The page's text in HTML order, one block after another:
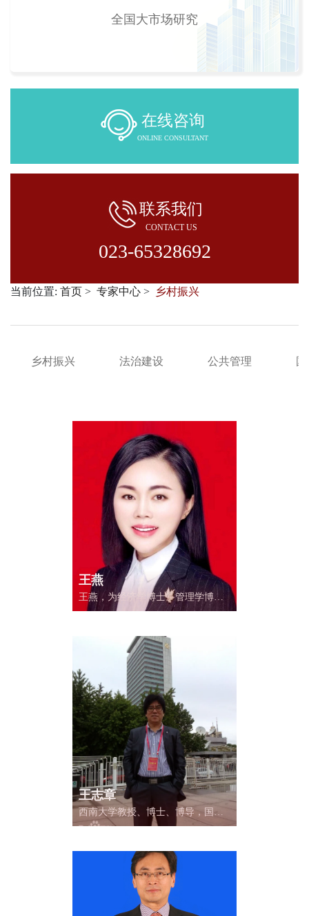
全国大市场研究
在线咨询
ONLINE CONSULTANT
联系我们
CONTACT US
023-65328692
当前位置: 首页 专家中心 乡村振兴
乡村振兴 法治建设 公共管理
王燕
王燕，为经济学博士、管理学博士
后，三级教授，重庆工商大学高层
创业领军人才”，第四批重庆市学术
技术带头人（应用经济学），教育
部首批国家级课程思政示范课程、
教学名师和团队负责人（全市研究
生课程仅2门）（2021），重庆生产
力中心专家，重庆大渝乡村振兴研
究院专家，厦门大学、重庆大学、
重庆红岩干部学院等高校高端培训
师资库专家，被重庆市教委推荐参
评教育部“青年长江学者”。
王志章
西南大学教授、博士、博导，国务
院政府特殊津贴获得者；全国优秀
会科学研究重大课题攻关项目首席
专家、重庆市人民政府特约专家、
北碚区政协委员。